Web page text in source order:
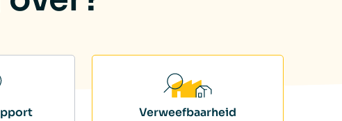
Verweefbaarheid